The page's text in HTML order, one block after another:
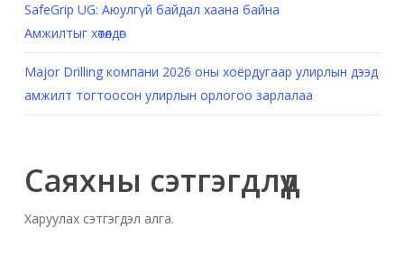
SafeGrip UG: Аюулгүй байдал хаана байна
Амжилтыг хөтөлдөг
Major Drilling компани 2026 оны хоёрдугаар улирлын дээд
амжилт тогтоосон улирлын орлогоо зарлалаа
Саяхны сэтгэгдлүүд
Харуулах сэтгэгдэл алга.